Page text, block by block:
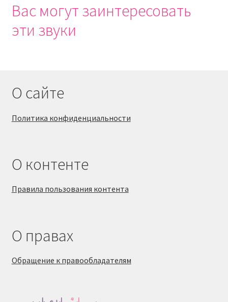
Вас могут заинтересовать
эти звуки
О сайте
Политика конфиденциальности
О контенте
Правила пользования контента
О правах
Обращение к правообладателям